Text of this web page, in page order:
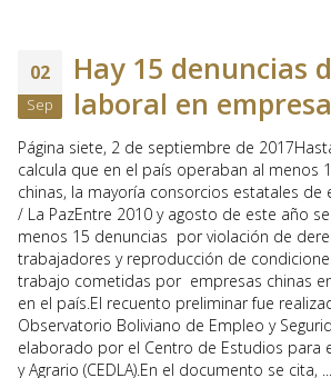
02
Sep
Hay 15 denuncias
laboral en
Página siete, 2 de septiembre de
calcula que en el país operaban al menos
chinas, la mayoría consorcios estatales de
/ La PazEntre 2010 y agosto de este año
menos 15 denuncias por violación de
trabajadores y reproducción de
trabajo cometidas por empresas chinas
en el país.El recuento preliminar fue
Observatorio Boliviano de Empleo y
elaborado por el Centro de Estudios para
y Agrario (CEDLA).En el documento se cita, ...